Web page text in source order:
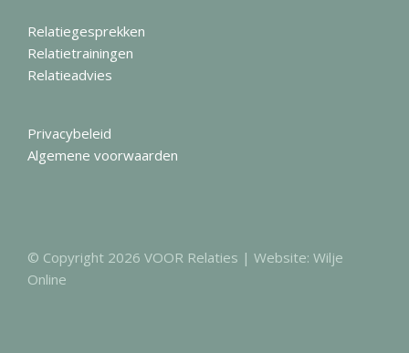
Relatiegesprekken
Relatietrainingen
Relatieadvies
Privacybeleid
Algemene voorwaarden
© Copyright 2026 VOOR Relaties | Website: Wilje
Online